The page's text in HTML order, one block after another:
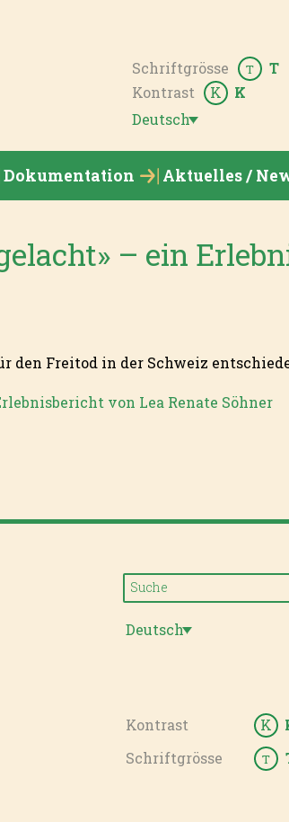
Deutsch
Kontrast K K
Schriftgrösse T T
Dokumentation Aktuelles /
– ein
den Freitod in der Schweiz
von Lea Renate Söhner
Deutsch
Kontrast K
Schriftgrösse
T